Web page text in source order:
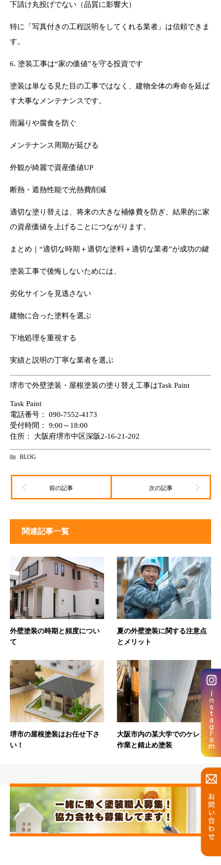
下請け丸投げでない（品質に影響大）
特に「写真付きの工程説明をしてくれる業者」は信頼できま
す。
6. 塗装工事は“家の価値”を守る投資です
塗装は単なる見た目の工事ではなく、建物全体の寿命を延ば
す大事なメンテナンスです。
雨漏りや腐食を防ぐ
メンテナンス周期が延びる
外観が綺麗で資産価値UP
断熱・遮熱性能で光熱費削減
適切な塗り替えは、将来の大きな補修費を防ぎ、結果的に家
の資産価値を上げることにつながります。
まとめ｜“適切な時期＋適切な塗料＋適切な業者”が成功の鍵
塗装工事で後悔しないためには、
劣化サインを見逃さない
建物に合った塗料を選ぶ
下地処理を重視する
実績と説明の丁寧な業者を選ぶ
堺市で外壁塗装・屋根塗装の塗り替え工事はTask Paint
Task Paint
電話番号： 090-7552-4173
受付時間： 9:00～18:00
住所： 大阪府堺市中区深阪2-16-21-202
BLOG
関連記事一覧
外壁塗装の時期と頻度につい
て
夏の外壁塗装に関する注意点
とメリット
堺市の屋根塗装はお任せ下さ
い！
大阪市内の某大学でのケレン
作業と錆止め塗装